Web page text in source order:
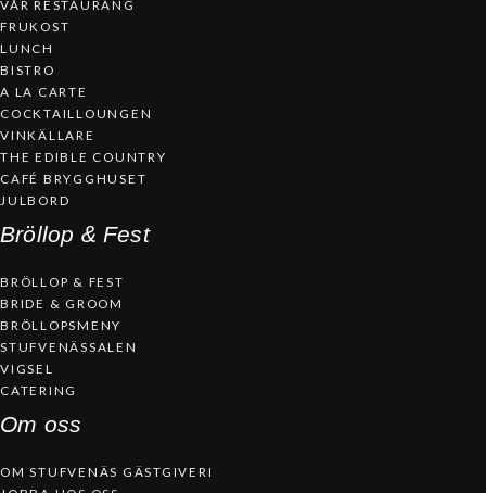
VÅR RESTAURANG
FRUKOST
LUNCH
BISTRO
A LA CARTE
COCKTAILLOUNGEN
VINKÄLLARE
THE EDIBLE COUNTRY
CAFÉ BRYGGHUSET
JULBORD
Bröllop & Fest
BRÖLLOP & FEST
BRIDE & GROOM
BRÖLLOPSMENY
STUFVENÄSSALEN
VIGSEL
CATERING
Om oss
OM STUFVENÄS GÄSTGIVERI